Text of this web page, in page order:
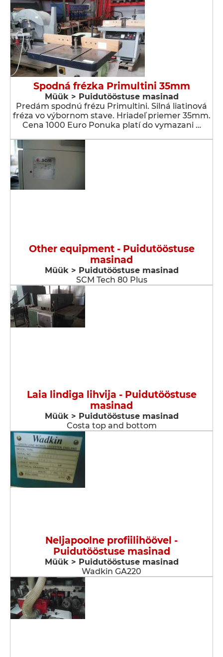
Spodná frézka Primultini 35mm
Müük > Puidutööstuse masinad
Predám spodnú frézu Primultini. Silná liatinová
fréza vo výbornom stave. Hriadeľ priemer 35mm.
Cena 1000 Euro Ponuka platí do vymazani …
Other equipment - Puidutööstuse
masinad
Müük > Puidutööstuse masinad
SCM Tech 80 Plus
Laia lindiga lihvija - Puidutööstuse
masinad
Müük > Puidutööstuse masinad
Costa top and bottom
Neljapoolne profiilihöövel -
Puidutööstuse masinad
Müük > Puidutööstuse masinad
Wadkin GA220